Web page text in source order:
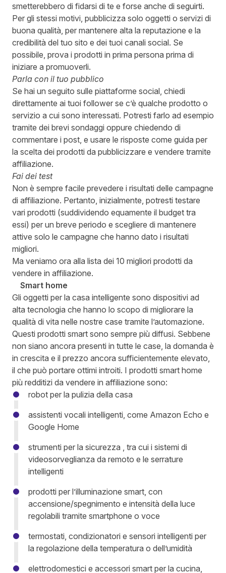
smetterebbero di fidarsi di te e forse anche di seguirti.
Per gli stessi motivi, pubblicizza solo oggetti o servizi di
buona qualità, per mantenere alta la reputazione e la
credibilità del tuo sito e dei tuoi canali social. Se
possibile, prova i prodotti in prima persona prima di
iniziare a promuoverli.
Parla con il tuo pubblico
Se hai un seguito sulle piattaforme social, chiedi
direttamente ai tuoi follower se c’è qualche prodotto o
servizio a cui sono interessati. Potresti farlo ad esempio
tramite dei brevi sondaggi oppure chiedendo di
commentare i post, e usare le risposte come guida per
la scelta dei prodotti da pubblicizzare e vendere tramite
affiliazione.
Fai dei test
Non è sempre facile prevedere i risultati delle campagne
di affiliazione. Pertanto, inizialmente, potresti testare
vari prodotti (suddividendo equamente il budget tra
essi) per un breve periodo e scegliere di mantenere
attive solo le campagne che hanno dato i risultati
migliori.
Ma veniamo ora alla lista dei 10 migliori prodotti da
vendere in affiliazione.
Smart home
Gli oggetti per la casa intelligente sono dispositivi ad
alta tecnologia che hanno lo scopo di migliorare la
qualità di vita nelle nostre case tramite l’automazione.
Questi prodotti smart sono sempre più diffusi. Sebbene
non siano ancora presenti in tutte le case, la domanda è
in crescita e il prezzo ancora sufficientemente elevato,
il che può portare ottimi introiti. I prodotti smart home
più redditizi da vendere in affiliazione sono:
robot per la pulizia della casa
assistenti vocali intelligenti, come Amazon Echo e
Google Home
strumenti per la sicurezza , tra cui i sistemi di
videosorveglianza da remoto e le serrature
intelligenti
prodotti per l’illuminazione smart, con
accensione/spegnimento e intensità della luce
regolabili tramite smartphone o voce
termostati, condizionatori e sensori intelligenti per
la regolazione della temperatura o dell’umidità
elettrodomestici e accessori smart per la cucina,